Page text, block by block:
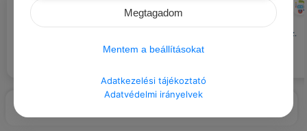
#IDÉZETEK SZERELEM
képesek a szerelemért.
CHATGPT
Mindenkinek joga van a
tisztességes munkafeltételekhez.
Megtagadom
Mentem a beállításokat
Adatkezelési tájékoztató
Adatvédelmi irányelvek